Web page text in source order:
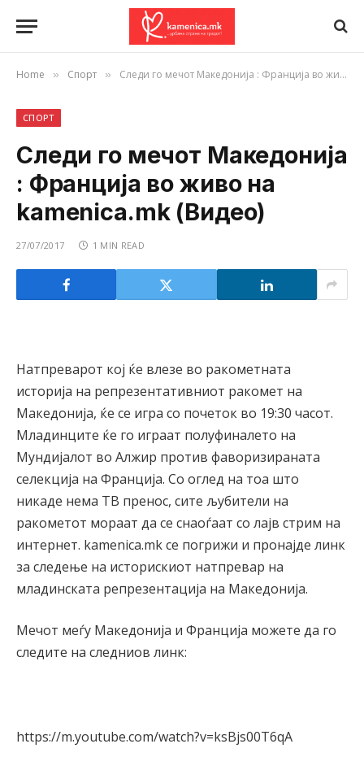
Home » Спорт » Следи го мечот Македонија : Франција во живо на kamenica.mk (Видео)
СПОРТ
Следи го мечот Македонија
: Франција во живо на
kamenica.mk (Видео)
27/07/2017 1 MIN READ
Натпреварот кој ќе влезе во ракометната
историја на репрезентативниот ракомет на
Македонија, ќе се игра со почеток во 19:30 часот.
Младинците ќе го играат полуфиналето на
Мундијалот во Алжир против фаворизираната
селекција на Франција. Со оглед на тоа што
никаде нема ТВ пренос, сите љубители на
ракометот мораат да се снаоѓаат со лајв стрим на
интернет. kamenica.mk се погрижи и пронајде линк
за следење на историскиот натпревар на
младинската репрезентација на Македонија.
Мечот меѓу Македонија и Франција можете да го
следите на следниов линк:
https://m.youtube.com/watch?v=ksBjs00T6qA